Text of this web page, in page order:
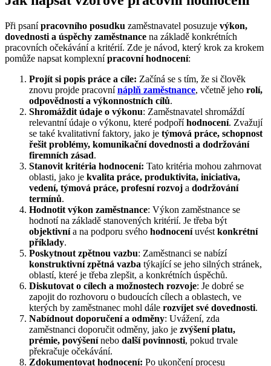
Při psanípracovního posudku zaměstnavatel posuzuje výkon,
dovednosti a úspěchy zaměstnance na základě konkrétních
pracovních očekávání a kritérií. Zde je návod, který krok za krokem
pomůže napsat komplexnípracovní hodnocení:
Projít si popis práce a cíle: Začíná se s tím, že si člověk
znovu projde pracovnínáplň zaměstnance, včetně jeho rolí,
odpovědností a výkonnostních cílů.
Shromáždit údaje o výkonu: Zaměstnavatel shromáždí
relevantní údaje o výkonu, které podpoříhodnocení. Zvažují
se také kvalitativní faktory, jako je týmová práce, schopnost
řešit problémy, komunikační dovednosti a dodržování
firemních zásad.
Stanovit kritéria hodnocení: Tato kritéria mohou zahrnovat
oblasti, jako je kvalita práce, produktivita, iniciativa,
vedení, týmová práce, profesní rozvoj a dodržování
termínů.
Hodnotit výkon zaměstnance: Výkon zaměstnance se
hodnotí na základě stanovených kritérií. Je třeba být
objektivnía na podporu svého hodnoceníuvést konkrétní
příklady.
Poskytnout zpětnou vazbu: Zaměstnanci se nabízí
konstruktivní zpětná vazba týkající se jeho silných stránek,
oblastí, které je třeba zlepšit, a konkrétních úspěchů.
Diskutovat o cílech a možnostech rozvoje: Je dobré se
zapojit do rozhovoru o budoucích cílech a oblastech, ve
kterých by zaměstnanec mohl dále rozvíjet své dovednosti.
Nabídnout doporučení a odměny: Uvážení, zda
zaměstnanci doporučit odměny, jako je zvýšení platu,
prémie, povýšenínebo další povinnosti, pokud trvale
překračuje očekávání.
Zdokumentovat hodnocení: Po ukončení procesu